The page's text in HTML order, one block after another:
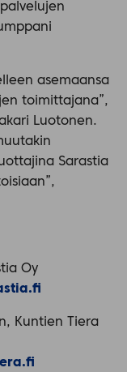
asemaansa
toimittajana”,
Luotonen.
Sarastia
Oy
Kuntien Tiera